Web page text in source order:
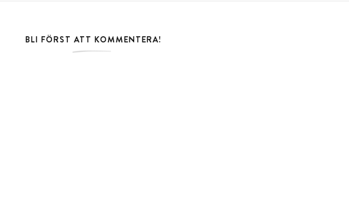
BLI FÖRST ATT KOMMENTERA!